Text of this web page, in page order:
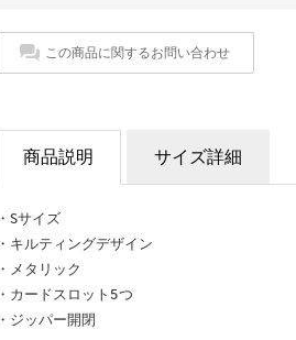
この商品に関するお問い合わせ
商品説明 サイズ詳細
・Sサイズ
・キルティングデザイン
・メタリック
・カードスロット5つ
・ジッパー開閉